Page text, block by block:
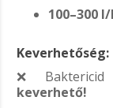
100–300
Keverhetőség:
❌ Baktericid
keverhető!